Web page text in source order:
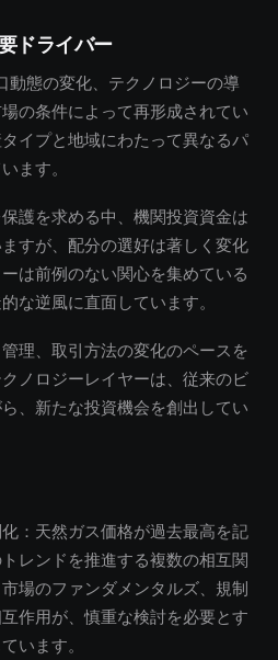
ドライバー
動態の変化、テクノロジーの導
の条件によって再形成されてい
イプと地域にわたって異なるパ
ます。
護を求める中、機関投資資金は
すが、配分の選好は著しく変化
は前例のない関心を集めている
な逆風に直面しています。
理、取引方法の変化のペースを
ノロジーレイヤーは、従来のビ
、新たな投資機会を創出してい
：天然ガス価格が過去最高を記
レンドを推進する複数の相互関
場のファンダメンタルズ、規制
作用が、慎重な検討を必要とす
います。